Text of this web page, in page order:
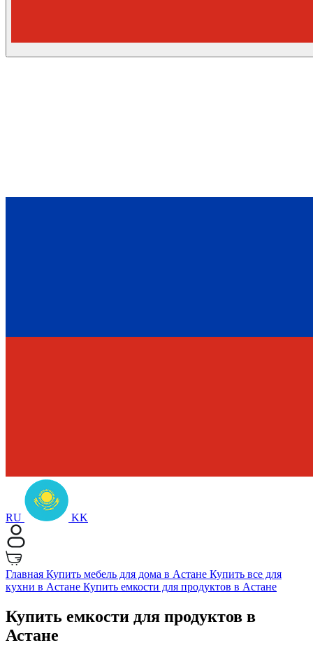
RU KK
Главная Купить мебель для дома в Астане Купить все для
кухни в Астане Купить емкости для продуктов в Астане
Купить емкости для продуктов в
Астане